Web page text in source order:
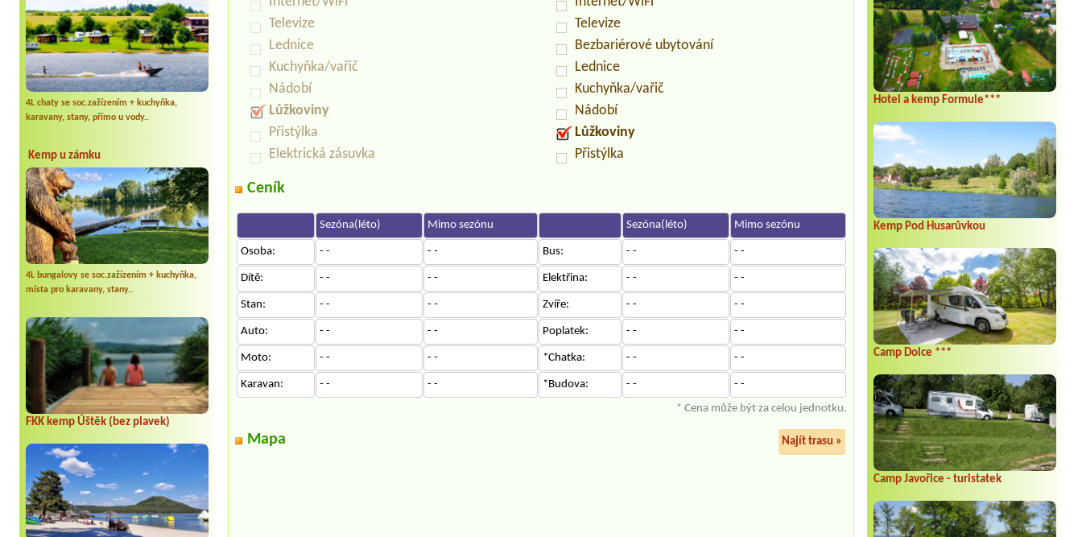
4L chaty se soc.zažízením + kuchyňka,
karavany, stany, přímo u vody..
Kemp u zámku
4L bungalovy se soc.zažízením + kuchyňka,
místa pro karavany, stany..
FKK kemp Úštěk (bez plavek)
Hotel a kemp Formule***
Kemp Pod Husarůvkou
Camp Dolce ***
Camp Javořice - turistatek
Televize
Lednice
Kuchyňka/vařič
Nádobí
Lůžkoviny
Přistýlka
Elektrická zásuvka
Televize
Bezbariérové ubytování
Lednice
Kuchyňka/vařič
Nádobí
Lůžkoviny
Přistýlka
Ceník
Sezóna(léto) Mimo sezónu Sezóna(léto) Mimo sezónu
Osoba: - - - - Bus: - - - -
Dítě: - - - - Elektřina: - - - -
Stan: - - - - Zvíře: - - - -
Auto: - - - - Poplatek: - - - -
Moto: - - - - *Chatka: - - - -
Karavan: - - - - *Budova: - -
- -
* Cena může být za celou jednotku.
Mapa Najít trasu »